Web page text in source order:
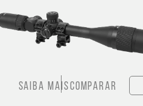
Saiba maisComparar